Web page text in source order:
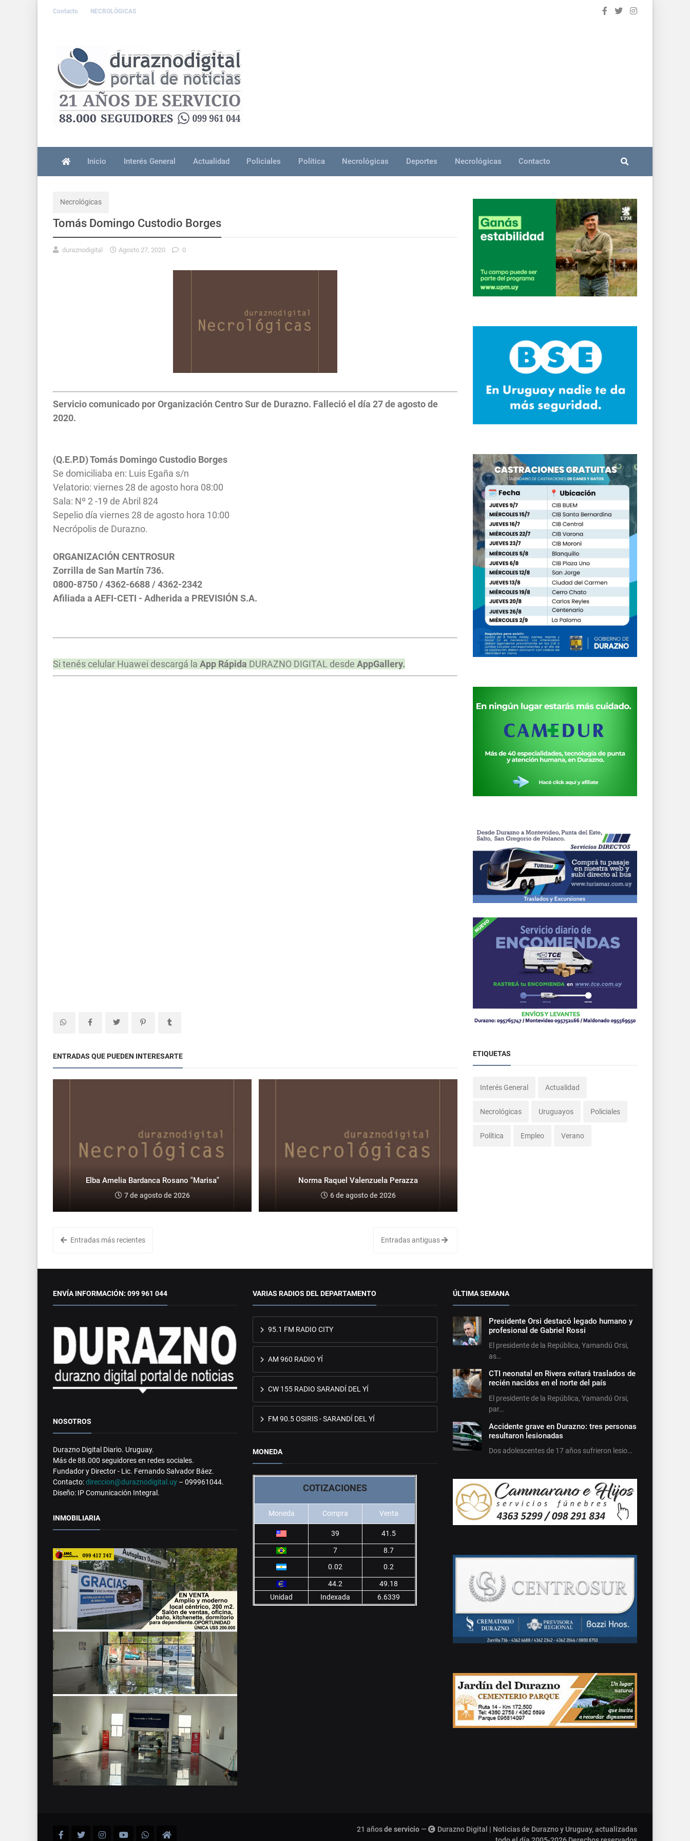
Contacto NECROLÓGICAS
Inicio Interés General Actualidad Policiales Política Necrológicas Deportes Necrológicas Contacto
Necrológicas
Tomás Domingo Custodio Borges
duraznodigital Agosto 27, 2020 0
Servicio comunicado por Organización Centro Sur de Durazno. Falleció el día 27 de agosto de
2020.
(Q.E.P.D) Tomás Domingo Custodio Borges
Se domiciliaba en: Luis Egaña s/n
Velatorio: viernes 28 de agosto hora 08:00
Sala: Nº 2 -19 de Abril 824
Sepelio día viernes 28 de agosto hora 10:00
Necrópolis de Durazno.
ORGANIZACIÓN CENTROSUR
Zorrilla de San Martín 736.
0800-8750 / 4362-6688 / 4362-2342
Afiliada a AEFI-CETI - Adherida a PREVISIÓN S.A.
Si tenés celular Huawei descargá la App Rápida DURAZNO DIGITAL desde AppGallery.
ENTRADAS QUE PUEDEN INTERESARTE
Elba Amelia Bardanca Rosano "Marisa"
7 de agosto de 2026
Norma Raquel Valenzuela Perazza
6 de agosto de 2026
Entradas más recientes Entradas antiguas
ETIQUETAS
Interés General Actualidad
Necrológicas Uruguayos Policiales
Política Empleo Verano
ENVÍA INFORMACIÓN: 099 961 044
NOSOTROS
Durazno Digital Diario. Uruguay.
Más de 88.000 seguidores en redes sociales.
Fundador y Director - Lic. Fernando Salvador Báez.
Contacto:direccion@duraznodigital.uy – 099961044.
Diseño: IP Comunicación Integral.
INMOBILIARIA
VARIAS RADIOS DEL DEPARTAMENTO
95.1 FM RADIO CITY
AM 960 RADIO YÍ
CW 155 RADIO SARANDÍ DEL YÍ
FM 90.5 OSIRIS - SARANDÍ DEL YÍ
MONEDA
COTIZACIONES
Moneda Compra Venta
39 41.5
7
8.7
0.02
0.2
44.2
49.18
Unidad
Indexada 6.6339
ÚLTIMA SEMANA
Presidente Orsi destacó legado humano y
profesional de Gabriel Rossi
El presidente de la República, Yamandú Orsi,
as…
CTI neonatal en Rivera evitará traslados de
recién nacidos en el norte del país
El presidente de la República, Yamandú Orsi,
par…
Accidente grave en Durazno: tres personas
resultaron lesionadas
Dos adolescentes de 17 años sufrieron lesio…
21 añosde servicio —
Durazno Digital | Noticias de Durazno y Uruguay, actualizadas